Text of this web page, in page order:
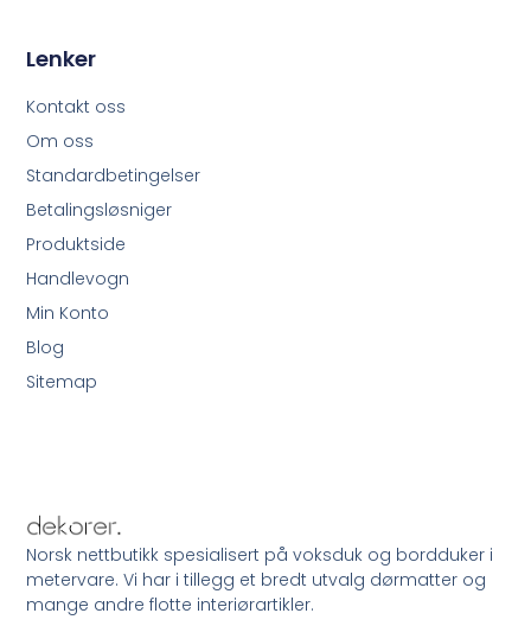
Norsk nettbutikk spesialisert på voksduk og bordduker i
metervare. Vi har i tillegg et bredt utvalg dørmatter og
mange andre flotte interiørartikler.
Lenker
Kontakt oss
Om oss
Standardbetingelser
Betalingsløsniger
Produktside
Handlevogn
Min Konto
Blog
Sitemap